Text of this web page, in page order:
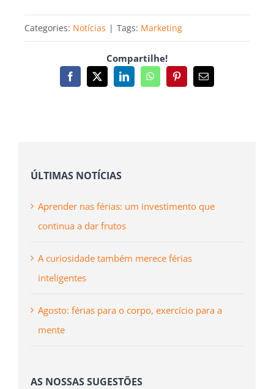
Categories: Notícias | Tags: Marketing
Compartilhe!
Facebook
X LinkedInWhatsAppPinterestEmail
ÚLTIMAS NOTÍCIAS
Aprender nas férias: um investimento que
continua a dar frutos
A curiosidade também merece férias
inteligentes
Agosto: férias para o corpo, exercício para a
mente
AS NOSSAS SUGESTÕES